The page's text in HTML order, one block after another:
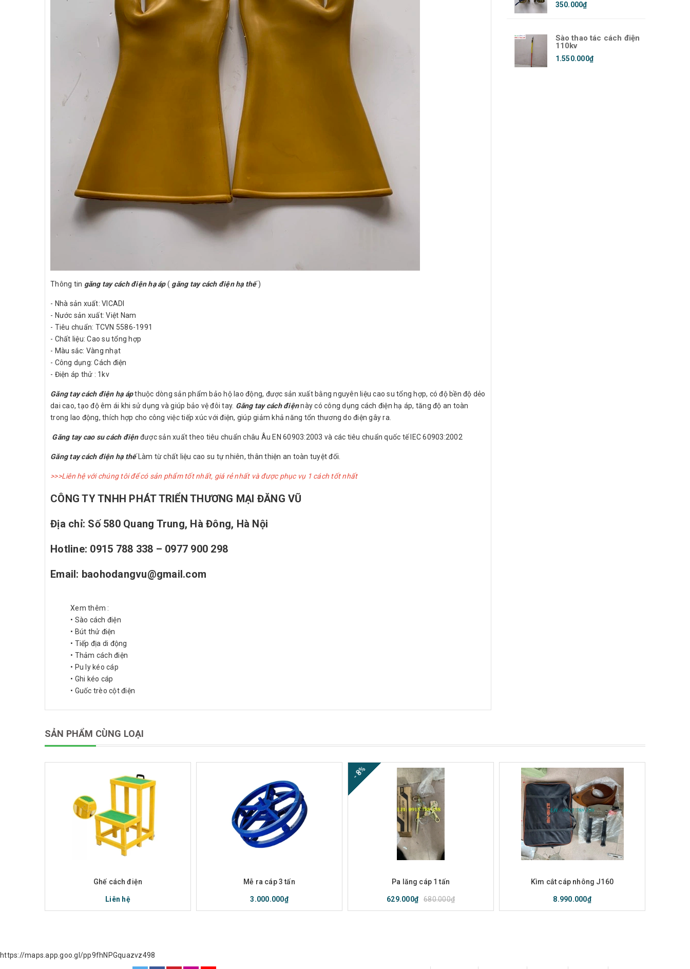
Thông tin găng tay cách điện hạ áp( găng tay cách điện hạ thế)
- Nhà sản xuất: VICADI
- Nước sản xuất: Việt Nam
- Tiêu chuẩn: TCVN 5586-1991
- Chất liệu: Cao su tổng hợp
- Màu sắc: Vàng nhạt
- Công dụng: Cách điện
- Điện áp thử : 1kv
Găng tay cách điện hạ ápthuộc dòng sản phẩm bảo hộ lao động, được sản xuất bằng nguyên liệu cao su tổng hợp, có độ bền độ dẻo
dai cao, tạo độ êm ái khi sử dụng và giúp bảo vệ đôi tay. Găng tay cách điệnnày có công dụng cách điện hạ áp, tăng độ an toàn
trong lao động, thích hợp cho công việc tiếp xúc với điện, giúp giảm khả năng tổn thương do điện gây ra.
Găng tay cao su cách điệnđược sản xuất theo tiêu chuẩn châu Âu EN 60903:2003 và các tiêu chuẩn quốc tế IEC 60903:2002
Găng tay cách điện hạ thế Làm từ chất liệu cao su tự nhiên, thân thiện an toàn tuyệt đối.
>>>Liên hệ với chúng tôi để có sản phẩm tốt nhất, giá rẻ nhất và được phục vụ 1 cách tốt nhất
CÔNG TY TNHH PHÁT TRIỂN THƯƠNG MẠI ĐĂNG VŨ
Địa chỉ: Số 580 Quang Trung, Hà Đông, Hà Nội
Hotline: 0915 788 338 – 0977 900 298
Email: baohodangvu@gmail.com
Xem thêm :
• Sào cách điện
• Bút thử điện
• Tiếp địa di động
• Thảm cách điện
• Pu ly kéo cáp
• Ghi kéo cáp
• Guốc trèo cột điện
350.000₫
Sào thao tác cách điện
110kv
1.550.000₫
SẢN PHẨM CÙNG LOẠI
Ghế cách điện
Liên hệ
Mễ ra cáp 3 tấn
3.000.000₫
- 8%
Pa lăng cáp 1 tấn
629.000₫ 680.000₫
Kìm cắt cáp nhông J160
8.990.000₫
https://maps.app.goo.gl/pp9fhNPGquazvz498